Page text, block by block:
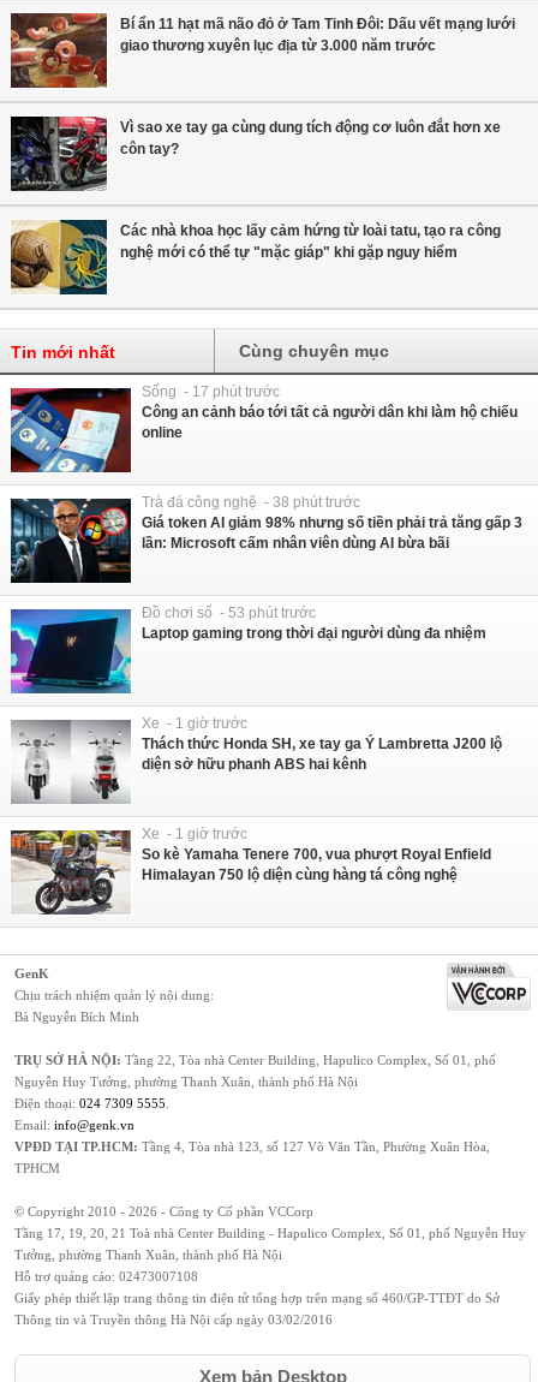
Bí ẩn 11 hạt mã não đỏ ở Tam Tinh Đôi: Dấu vết mạng lưới
giao thương xuyên lục địa từ 3.000 năm trước
Vì sao xe tay ga cùng dung tích động cơ luôn đắt hơn xe
côn tay?
Các nhà khoa học lấy cảm hứng từ loài tatu, tạo ra công
nghệ mới có thể tự "mặc giáp" khi gặp nguy hiểm
Tin mới nhất Cùng chuyên mục
Sống - 17 phút trước
Công an cảnh báo tới tất cả người dân khi làm hộ chiếu
online
Trà đá công nghệ - 38 phút trước
Giá token AI giảm 98% nhưng số tiền phải trả tăng gấp 3
lần: Microsoft cấm nhân viên dùng AI bừa bãi
Đồ chơi số - 53 phút trước
Laptop gaming trong thời đại người dùng đa nhiệm
Xe - 1 giờ trước
Thách thức Honda SH, xe tay ga Ý Lambretta J200 lộ
diện sở hữu phanh ABS hai kênh
Xe - 1 giờ trước
So kè Yamaha Tenere 700, vua phượt Royal Enfield
Himalayan 750 lộ diện cùng hàng tá công nghệ
GenK
Chịu trách nhiệm quản lý nội dung:
Bà Nguyễn Bích Minh
TRỤ SỞ HÀ NỘI: Tầng 22, Tòa nhà Center Building, Hapulico Complex, Số 01, phố
Nguyễn Huy Tưởng, phường Thanh Xuân, thành phố Hà Nội
Điện thoại: 024 7309 5555
Email: info@genk.vn
VPĐD TẠI TP.HCM: Tầng 4, Tòa nhà 123, số 127 Võ Văn Tần, Phường Xuân Hòa,
TPHCM
© Copyright 2010 - 2026 - Công ty Cổ phần VCCorp
Tầng 17, 19, 20, 21 Toà nhà Center Building - Hapulico Complex, Số 01, phố Nguyễn Huy
Tưởng, phường Thanh Xuân, thành phố Hà Nội
Hỗ trợ quảng cáo: 02473007108
Giấy phép thiết lập trang thông tin điện tử tổng hợp trên mạng số 460/GP-TTĐT do Sở
Thông tin và Truyền thông Hà Nội cấp ngày 03/02/2016
Xem bản Desktop